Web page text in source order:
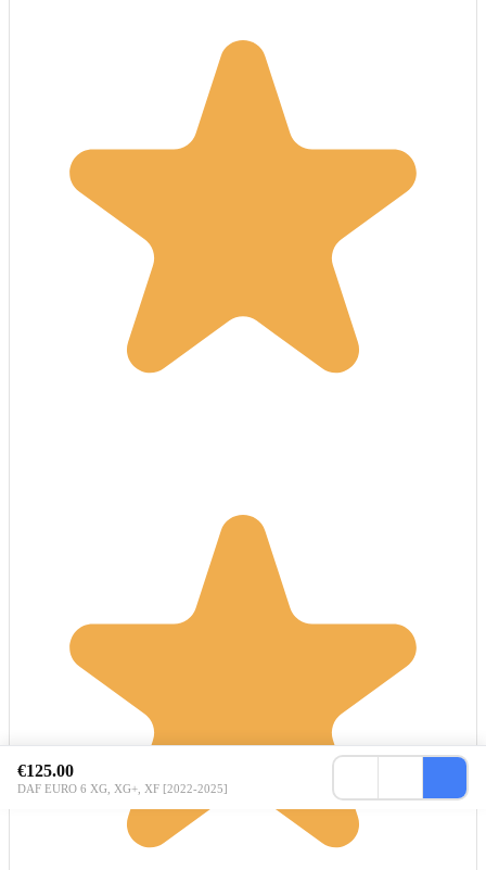
€125.00
DAF EURO 6 XG, XG+, XF [2022-2025]